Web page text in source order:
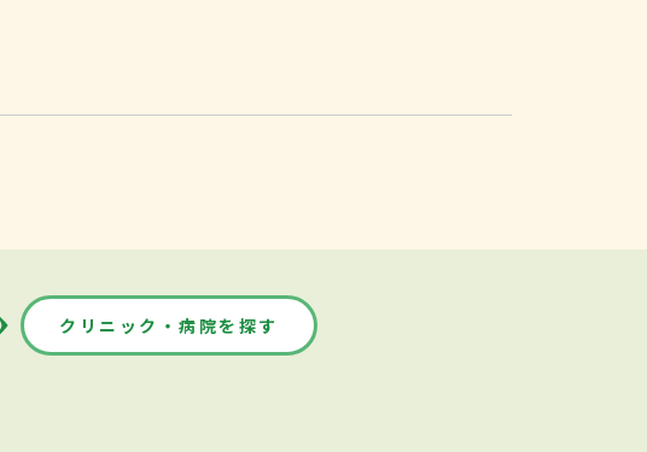
クリニック・病院を探す